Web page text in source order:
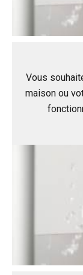
Vous
maison ou